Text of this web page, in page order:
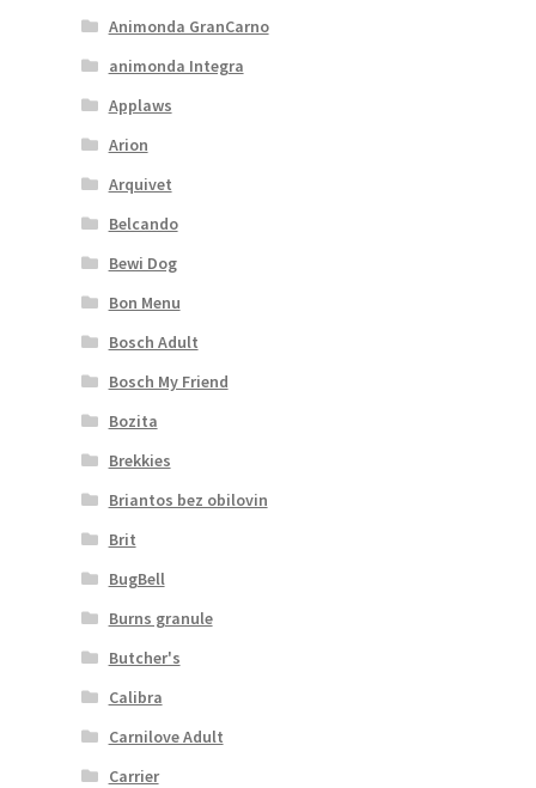
Animonda GranCarno
animonda Integra
Applaws
Arion
Arquivet
Belcando
Bewi Dog
Bon Menu
Bosch Adult
Bosch My Friend
Bozita
Brekkies
Briantos bez obilovin
Brit
BugBell
Burns granule
Butcher's
Calibra
Carnilove Adult
Carrier